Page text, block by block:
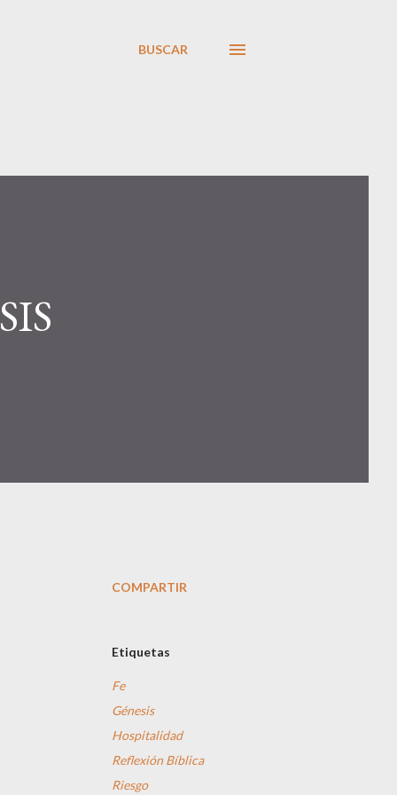
BUSCAR
COMPARTIR
Etiquetas
Fe
Génesis
Hospitalidad
Reflexión Bíblica
Riesgo